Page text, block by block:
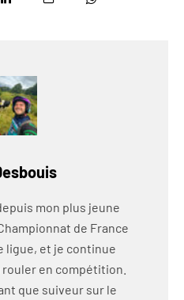
mon plus jeune
de France
ligue, et je continue
rouler en compétition.
que suiveur sur le